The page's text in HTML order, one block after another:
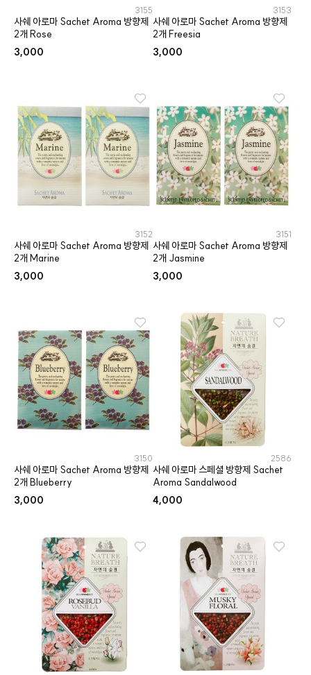
3155
사쉐 아로마 Sachet Aroma 방향제
2개 Rose
3,000
3153
사쉐 아로마 Sachet Aroma 방향제
2개 Freesia
3,000
3152
사쉐 아로마 Sachet Aroma 방향제
2개 Marine
3,000
3151
사쉐 아로마 Sachet Aroma 방향제
2개 Jasmine
3,000
3150
사쉐 아로마 Sachet Aroma 방향제
2개 Blueberry
3,000
2586
사쉐 아로마 스페셜 방향제 Sachet
Aroma Sandalwood
4,000